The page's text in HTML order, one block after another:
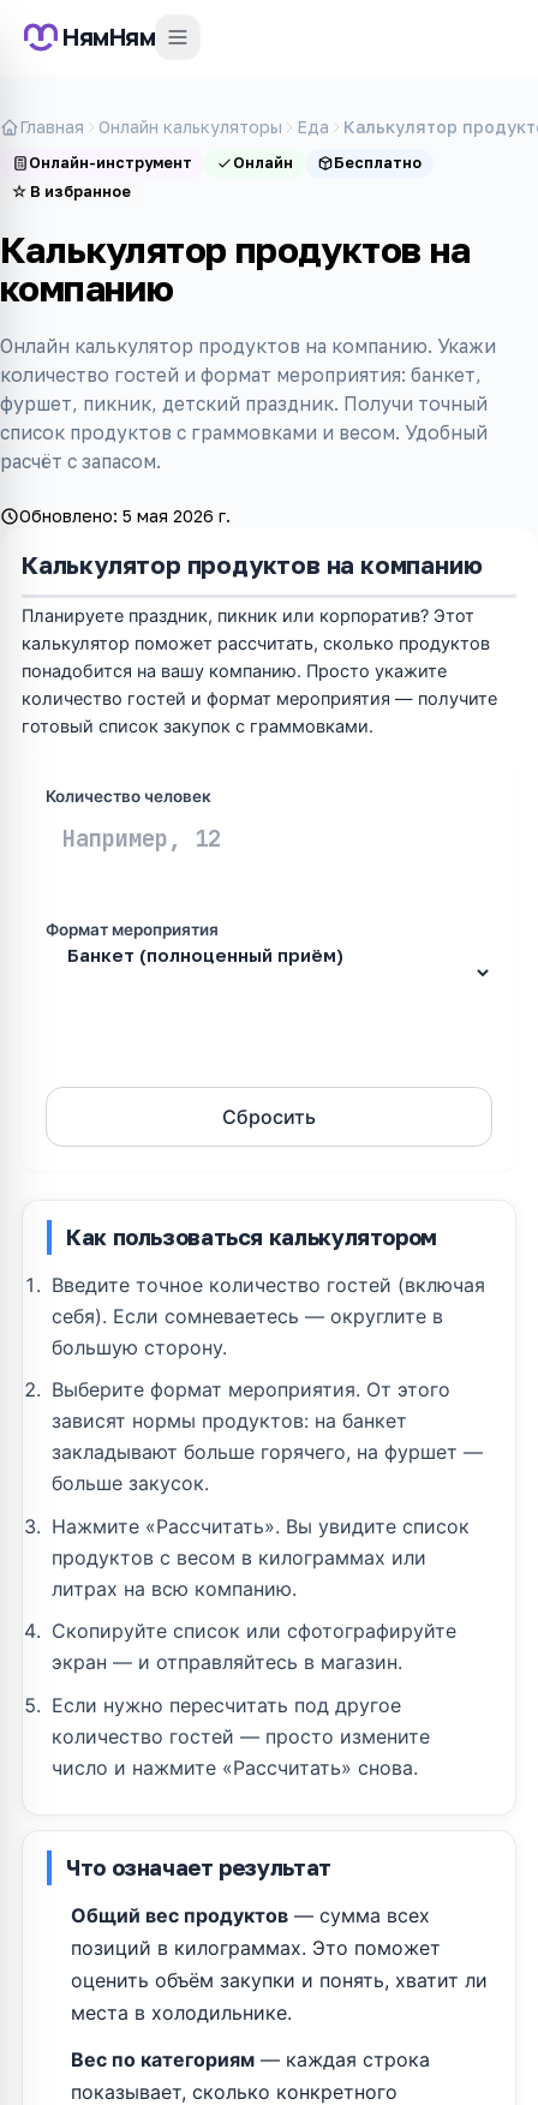
НямНям
Главная Онлайн калькуляторы Еда Калькулятор
Онлайн-инструмент Онлайн
Бесплатно
☆ В избранное
Калькулятор продуктов на
компанию
Онлайн калькулятор продуктов на компанию. Укажи
количество гостей и формат мероприятия: банкет,
фуршет, пикник, детский праздник. Получи точный
список продуктов с граммовками и весом. Удобный
расчёт с запасом.
Обновлено: 5 мая 2026 г.
Калькулятор продуктов на компанию
Планируете праздник, пикник или корпоратив? Этот
калькулятор поможет рассчитать, сколько продуктов
понадобится на вашу компанию. Просто укажите
количество гостей и формат мероприятия — получите
готовый список закупок с граммовками.
Количество человек
Формат мероприятия
Сбросить
Как пользоваться калькулятором
Введите точное количество гостей (включая
себя). Если сомневаетесь — округлите в
большую сторону.
Выберите формат мероприятия. От этого
зависят нормы продуктов: на банкет
закладывают больше горячего, на фуршет —
больше закусок.
Нажмите «Рассчитать». Вы увидите список
продуктов с весом в килограммах или
литрах на всю компанию.
Скопируйте список или сфотографируйте
экран — и отправляйтесь в магазин.
Если нужно пересчитать под другое
количество гостей — просто измените
число и нажмите «Рассчитать» снова.
Что означает результат
Общий вес продуктов — сумма всех
позиций в килограммах. Это поможет
оценить объём закупки и понять, хватит ли
места в холодильнике.
Вес по категориям — каждая строка
показывает, сколько конкретного